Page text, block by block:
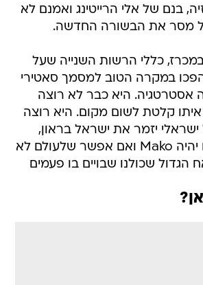
בנם של אלי הרייטינג ואמנם לא
מסר את הבשורה החדשה.
כללי הרשות השנייה שעל
במקרה הטוב למסמך סאטירי
אסטרטגיה. היא כבר לא רוצה
קלטת לשום מקום. היא רוצה
ישראלי יזמר את ישראל בראון,
שעמוד הבית שלו יהיה Mako ואם אפשר שלעולם לא
הגדול שכולנו שבויים בו פעמים